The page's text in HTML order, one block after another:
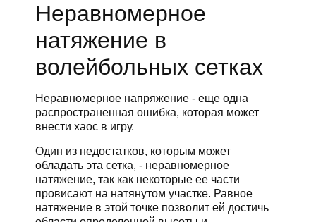
Неравномерное
натяжение в
волейбольных сетках
Неравномерное напряжение - еще одна
распространенная ошибка, которая может
внести хаос в игру.
Один из недостатков, которым может
обладать эта сетка, - неравномерное
натяжение, так как некоторые ее части
провисают на натянутом участке. Равное
натяжение в этой точке позволит ей достичь